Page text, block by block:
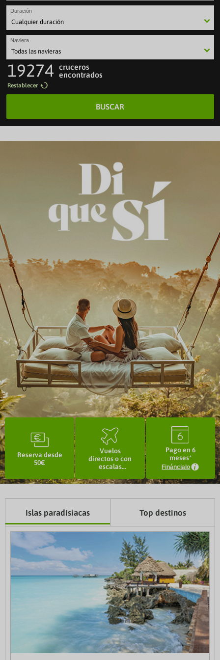
Duración
Naviera
19274
cruceros
encontrados
Restablecer
BUSCAR
?
Reserva desde
50€
I
Vuelos
directos o con
escalas
3
Pago en 6
meses*
Fináncialo
Islas paradisíacas Top destinos
Hasta 300€ de descuento